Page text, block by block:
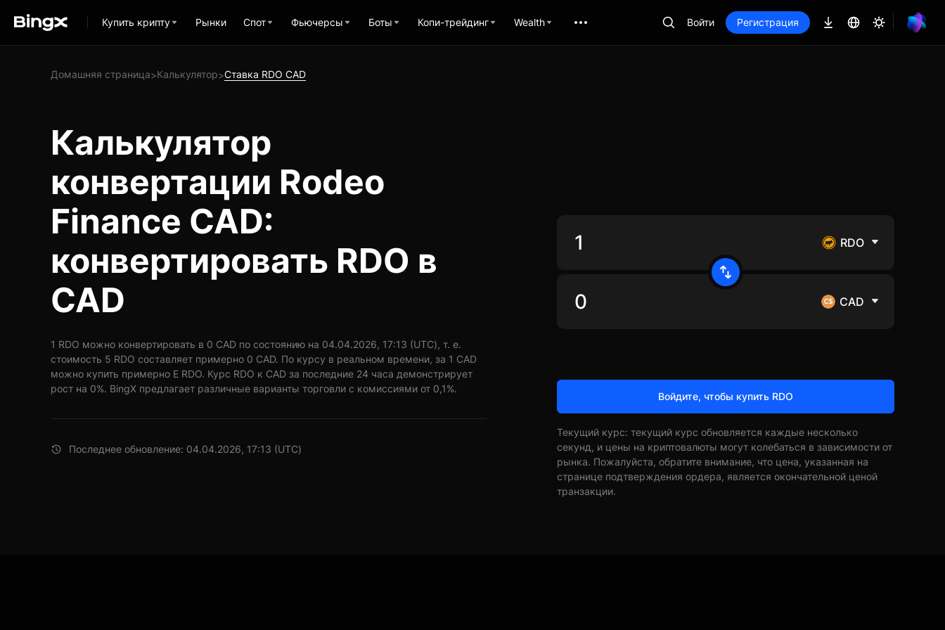
Купить крипту Рынки Спот Фьючерсы Боты Копи-трейдинг Wealth Войти Регистрация
Домашняя страница>Калькулятор>Ставка RDO CAD
Калькулятор
конвертации Rodeo
Finance CAD:
конвертировать RDO в
CAD
1 RDO можно конвертировать в 0 CAD по состоянию на 04.04.2026, 17:13 (UTC), т. е.
стоимость 5 RDO составляет примерно 0 CAD. По курсу в реальном времени, за 1 CAD
можно купить примерно E RDO. Курс RDO к CAD за последние 24 часа демонстрирует
рост на 0%. BingX предлагает различные варианты торговли с комиссиями от 0,1%.
Последнее обновление: 04.04.2026, 17:13 (UTC)
RDO
CAD
Войдите, чтобы купить RDO
Текущий курс: текущий курс обновляется каждые несколько
секунд, и цены на криптовалюты могут колебаться в зависимости от
рынка. Пожалуйста, обратите внимание, что цена, указанная на
странице подтверждения ордера, является окончательной ценой
транзакции.